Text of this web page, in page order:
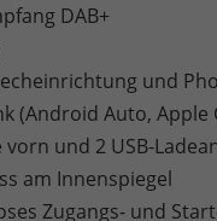
DAB+
und
(Android Auto, Apple
vorn und 2 USB-
am Innenspiegel
Zugangs- und